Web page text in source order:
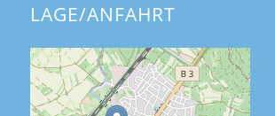
LAGE/ANFAHRT